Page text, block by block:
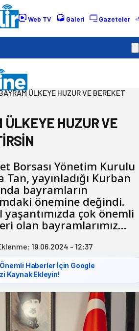
Web TV Galeri Gazeteler
ÜLKEYE HUZUR VE BEREKET
ÜLKEYE HUZUR VE
Borsası Yönetim Kurulu
Tan, yayınladığı Kurban
bayramların
önemine değindi.
yaşantımızda çok önemli
olan bayramlarımız…
19.06.2024 - 12:37
Haberler İçin Google
Kaynak Ekleyin!